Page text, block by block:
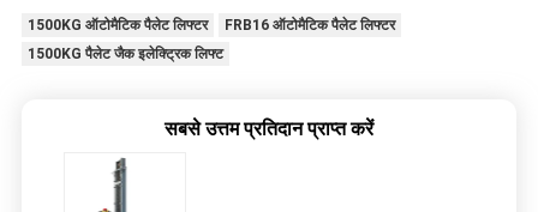
1500KG ऑटोमैटिक पैलेट लिफ्टर
FRB16 ऑटोमैटिक पैलेट लिफ्टर
1500KG पैलेट जैक इलेक्ट्रिक लिफ्ट
सबसे उत्तम प्रतिदान प्राप्त करें